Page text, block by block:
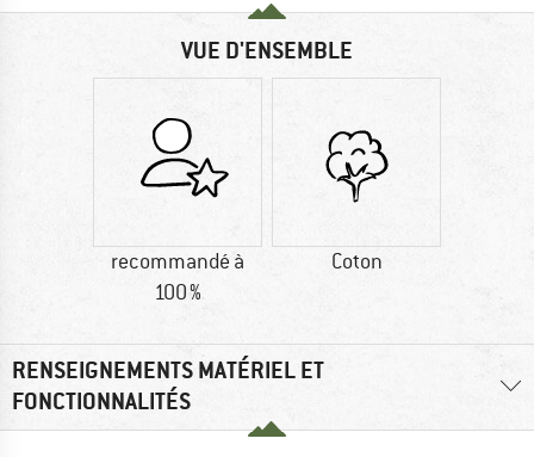
VUE D'ENSEMBLE
recommandé à
100 %
Coton
RENSEIGNEMENTS MATÉRIEL ET
FONCTIONNALITÉS